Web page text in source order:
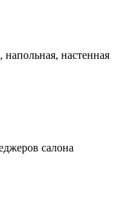
настенная
салона